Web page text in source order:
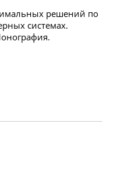
решений по
системах.